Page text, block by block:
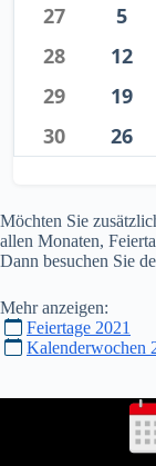
27
5
28
12
29
19
30
26
Möchten Sie
allen Monaten,
Dann besuchen Sie
Mehr anzeigen:
Feiertage 2021
Kalenderwochen